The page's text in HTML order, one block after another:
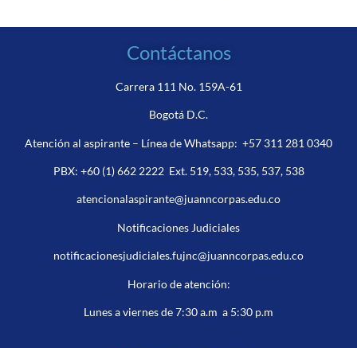
Contáctanos
Carrera 111 No. 159A-61
Bogotá D.C.
Atención al aspirante – Línea de Whatsapp: +57 311 281 0340
PBX: +60 (1) 662 2222Ext. 519, 533, 535, 537, 538
atencionalaspirante@juanncorpas.edu.co
Notificaciones Judiciales
notificacionesjudiciales.fujnc@juanncorpas.edu.co
Horario de atención:
Lunes a viernes de 7:30 a.m a 5:30 p.m